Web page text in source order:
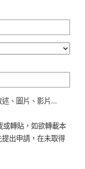
、圖片、影片...
或轉貼，如欲轉載本
出申請，在未取得